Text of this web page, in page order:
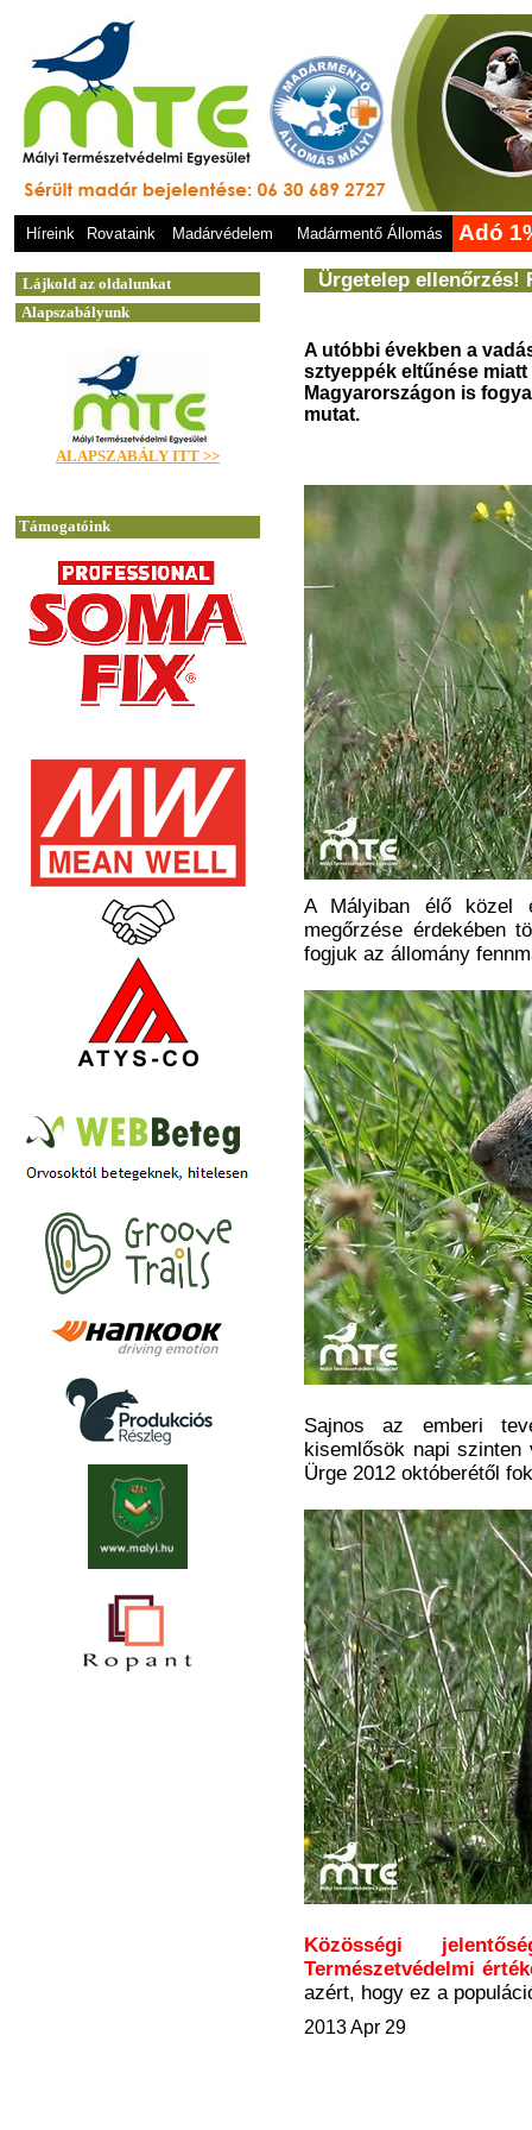
Híreink Rovataink Madárvédelem Madármentő Állomás Adó
Ürgetelep ellenőrzés!
A utóbbi években a
sztyeppék eltűnése
Magyarországon is
mutat.
A Mályiban élő közel
megőrzése érdekében
fogjuk az állomány
Sajnos az emberi
kisemlősök napi szinten
Ürge 2012 októberétől
Közösségi
Természetvédelmi
azért, hogy ez a
2013 Apr 29